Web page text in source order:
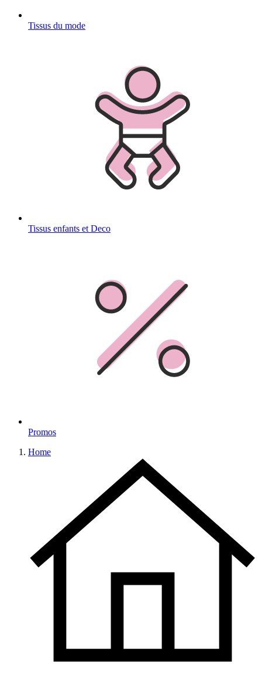
Tissus du mode
Tissus enfants et Deco
Promos
Home